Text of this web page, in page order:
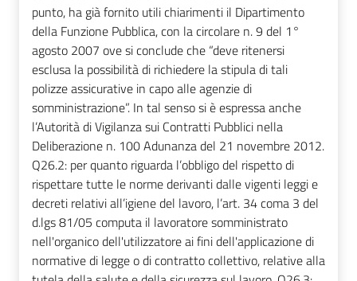
punto, ha già fornito utili chiarimenti il Dipartimento
della Funzione Pubblica, con la circolare n. 9 del 1°
agosto 2007 ove si conclude che “deve ritenersi
esclusa la possibilità di richiedere la stipula di tali
polizze assicurative in capo alle agenzie di
somministrazione”. In tal senso si è espressa anche
l’Autorità di Vigilanza sui Contratti Pubblici nella
Deliberazione n. 100 Adunanza del 21 novembre 2012.
Q26.2: per quanto riguarda l’obbligo del rispetto di
rispettare tutte le norme derivanti dalle vigenti leggi e
decreti relativi all’igiene del lavoro, l’art. 34 coma 3 del
d.lgs 81/05 computa il lavoratore somministrato
nell'organico dell'utilizzatore ai fini dell'applicazione di
normative di legge o di contratto collettivo, relative alla